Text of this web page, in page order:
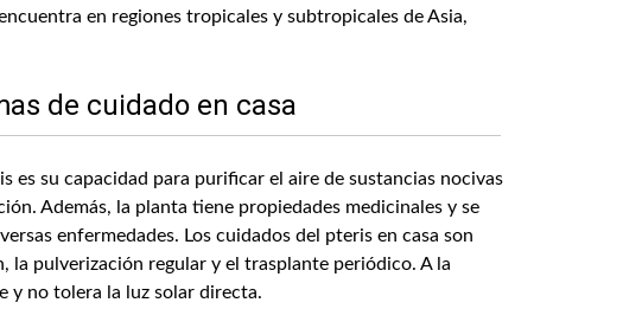
en regiones tropicales y subtropicales de Asia,
de cuidado en casa
es su capacidad para purificar el aire de sustancias nocivas
Además, la planta tiene propiedades medicinales y se
enfermedades. Los cuidados del pteris en casa son
la pulverización regular y el trasplante periódico. A la
y no tolera la luz solar directa.